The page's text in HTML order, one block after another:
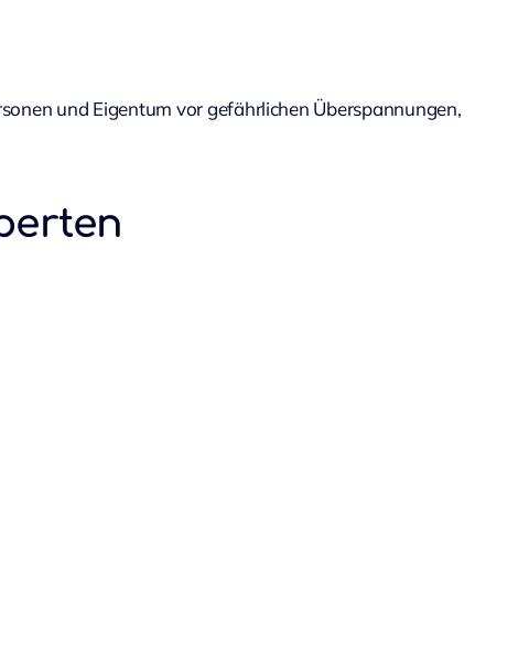
und Eigentum vor gefährlichen Überspannungen,